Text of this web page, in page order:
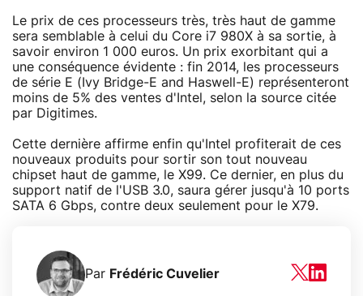
Le prix de ces processeurs très, très haut de gamme
sera semblable à celui du Core i7 980X à sa sortie, à
savoir environ 1 000 euros. Un prix exorbitant qui a
une conséquence évidente : fin 2014, les processeurs
de série E (Ivy Bridge-E and Haswell-E) représenteront
moins de 5% des ventes d'Intel, selon la source citée
par Digitimes.
Cette dernière affirme enfin qu'Intel profiterait de ces
nouveaux produits pour sortir son tout nouveau
chipset haut de gamme, le X99. Ce dernier, en plus du
support natif de l'USB 3.0, saura gérer jusqu'à 10 ports
SATA 6 Gbps, contre deux seulement pour le X79.
Par Frédéric Cuvelier